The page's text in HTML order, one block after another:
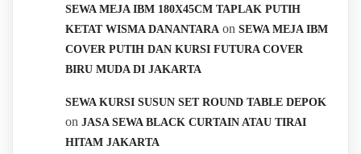
SEWA MEJA IBM 180X45CM TAPLAK PUTIH
KETAT WISMA DANANTARA on SEWA MEJA IBM
COVER PUTIH DAN KURSI FUTURA COVER
BIRU MUDA DI JAKARTA
SEWA KURSI SUSUN SET ROUND TABLE DEPOK
on JASA SEWA BLACK CURTAIN ATAU TIRAI
HITAM JAKARTA